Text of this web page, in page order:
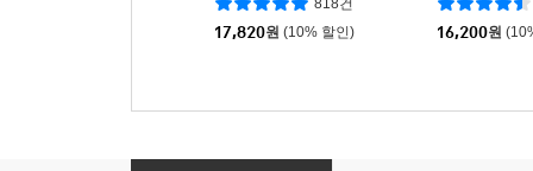
818건
17,820원 (10% 할인) 16,200원